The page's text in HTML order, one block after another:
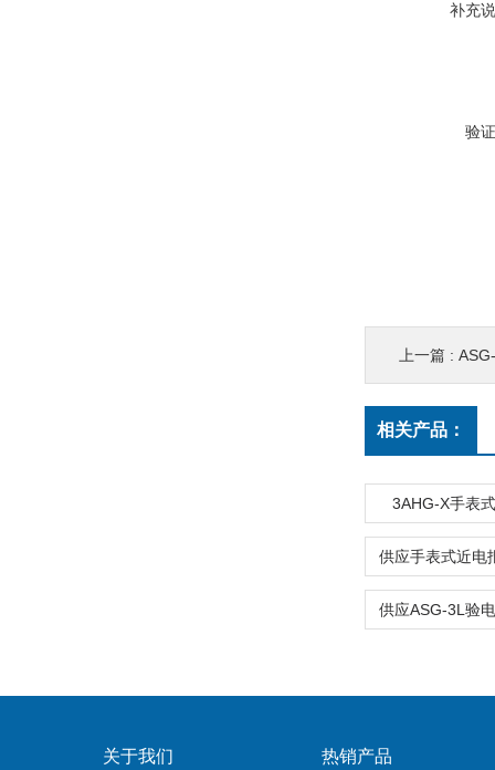
补充
验
上一篇 :
相关产品：
3AHG-X手表
关于我们 热销产品